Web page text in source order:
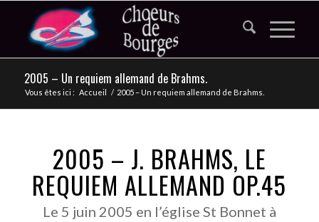
2005 – Un requiem allemand de Brahms.
Vous êtes ici : Accueil / 2005 – Un requiem allemand de Brahms.
2005 – J. BRAHMS, LE
REQUIEM ALLEMAND OP.45
Le 5 juin 2005 en l’église St Bonnet à